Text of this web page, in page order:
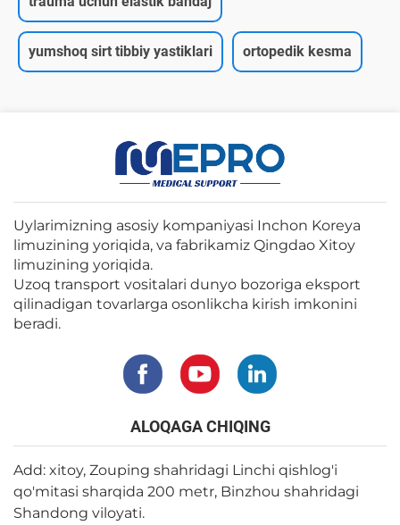
yumshoq sirt tibbiy yastiklari ortopedik kesma
Uylarimizning asosiy kompaniyasi Inchon Koreya
limuzining yoriqida, va fabrikamiz Qingdao Xitoy
limuzining yoriqida.
Uzoq transport vositalari dunyo bozoriga eksport
qilinadigan tovarlarga osonlikcha kirish imkonini
beradi.
ALOQAGA CHIQING
Add: xitoy, Zouping shahridagi Linchi qishlog'i
qo'mitasi sharqida 200 metr, Binzhou shahridagi
Shandong viloyati.